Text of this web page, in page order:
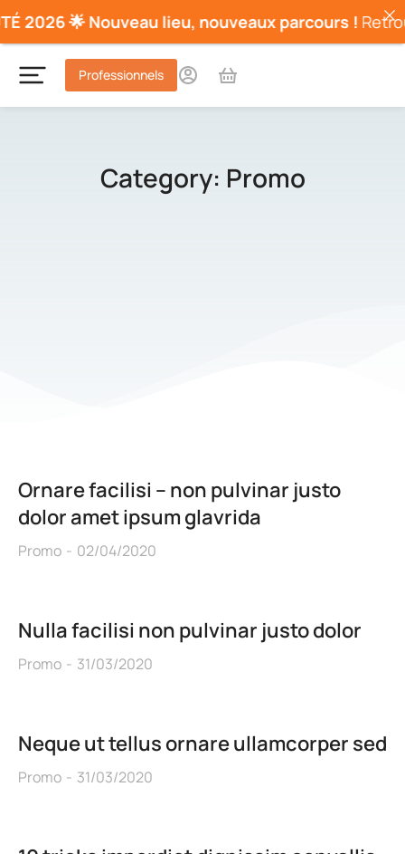
Professionnels
Category: Promo
Ornare facilisi – non pulvinar justo
dolor amet ipsum glavrida
Promo 02/04/2020
Nulla facilisi non pulvinar justo dolor
Promo 31/03/2020
Neque ut tellus ornare ullamcorper sed
Promo 31/03/2020
2026 🌟Nouveau lieu, nouveaux parcours !